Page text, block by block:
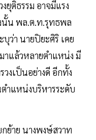
ยุติธรรม อาจมีแรง
นั้น พล.ต.ท.รุทธพล
ว่า นายปิยะศิริ เคย
าแล้วหลายตำแหน่ง มี
วงเป็นอย่างดี อีกทั้ง
ำแหน่งบริหารระดับ
ย้าย นางพงษ์สวาท